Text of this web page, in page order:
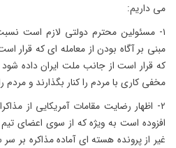
می داریم:
۱- مسئولین محترم دولتی لازم است
مبنی بر آگاه بودن از معامله ای که قرار
که قرار است از جانب ملت ایران داده شود
مخفی کاری با مردم را کنار بگذارند و مردم
۲- اظهار رضایت مقامات آمریکایی از
افزوده است به ویژه که از سوی اعضای
غیر از پرونده هسته ای آماده مذاکره بر